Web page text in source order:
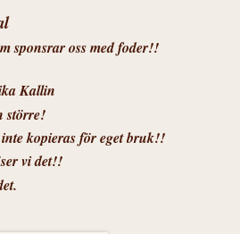
sponsrar oss med foder!!
Kallin
större!
kopieras för eget bruk!!
vi det!!